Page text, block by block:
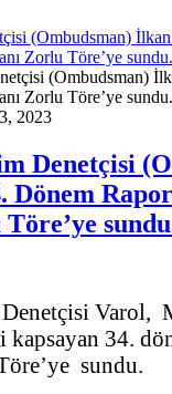
(Ombudsman)
Zorlu Töre’ye sundu.
2023
Denetçisi
Dönem
Varol,
34.
sundu.